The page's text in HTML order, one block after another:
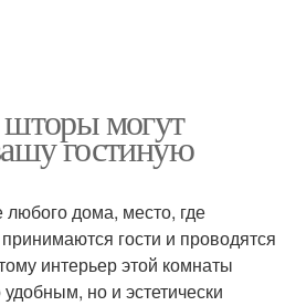
могут
гостиную
дома, место, где
гости и проводятся
интерьер этой комнаты
но и эстетически